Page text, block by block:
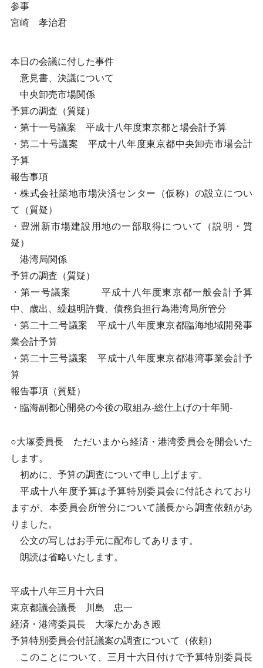
参事
宮崎 孝治君
本日の会議に付した事件
意見書、決議について
中央卸売市場関係
予算の調査（質疑）
・第十一号議案 平成十八年度東京都と場会計予算
・第二十号議案 平成十八年度東京都中央卸売市場会計
予算
報告事項
・株式会社築地市場決済センター（仮称）の設立につい
て（質疑）
・豊洲新市場建設用地の一部取得について（説明・質
疑）
港湾局関係
予算の調査（質疑）
・第一号議案 平成十八年度東京都一般会計予算
中、歳出、繰越明許費、債務負担行為港湾局所管分
・第二十二号議案 平成十八年度東京都臨海地域開発事
業会計予算
・第二十三号議案 平成十八年度東京都港湾事業会計予
算
報告事項（質疑）
・臨海副都心開発の今後の取組み-総仕上げの十年間-
○大塚委員長 ただいまから経済・港湾委員会を開会いた
します。
初めに、予算の調査について申し上げます。
平成十八年度予算は予算特別委員会に付託されており
ますが、本委員会所管分について議長から調査依頼があ
りました。
公文の写しはお手元に配布してあります。
朗読は省略いたします。
平成十八年三月十六日
東京都議会議長 川島 忠一
経済・港湾委員長 大塚たかあき殿
予算特別委員会付託議案の調査について（依頼）
このことについて、三月十六日付けで予算特別委員長